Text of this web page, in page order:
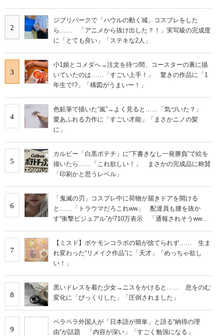
2
ジブリパークで「ハウルの動く城」コスプレをした
ら…… 「アニメから抜け出した？！」実写級の完成度
に「とても良い」「ステキな2人」
3
小1娘とコメダへ→注文を待つ間、コースターの裏に描
いていたのは……「すごい上手！」 驚きの作品に「1
年生で!?」「構図がうまいー！」
4
色鉛筆で描いた“嵐”→よく見ると……「気づいた？」
愛あふれる力作に「すごい才能」「まさかニノの髪
に」
5
カルビー「白黒ポテチ」に“下書きなし一発勝負”で絵を
描いたら……「これ欲しい！」 まさかの完成品に称賛
「印刷かと思うレベル」
6
「鬼滅の刃」コスプレ中に荷物が届きドアを開ける
と……「トラウマだろこれww」 配達員も腰を抜か
す“衝撃ビジュアル”が710万表示 「通報されそうww」
7
【ミスド】ポケモンコラボの箱が捨てられず…… 生ま
れ変わった“リメイク作品”に「天才」「めっちゃ欲し
い！」
8
黒いドレスを着た少女→ニスをかけると…… 息をのむ
変化に「びっくりした」「圧倒されました」
9
ペラペラ外国人が「日本語が簡単」と語る“納得の理
由”が話題 「内容が深い」「すごく勉強になる」